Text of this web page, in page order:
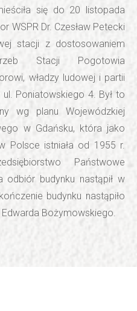
się do 20 listopada
WSPR Dr. Czesław Petecki
stacji z dostosowaniem
Stacji Pogotowia
władzy ludowej i partii
Poniatowskiego 4. Był to
wg planu Wojewódzkiej
w Gdańsku, która jako
Polsce istniała od 1955 r.
Państwowe
budynku nastąpił w
budynku nastąpiło
Bożymowskiego.